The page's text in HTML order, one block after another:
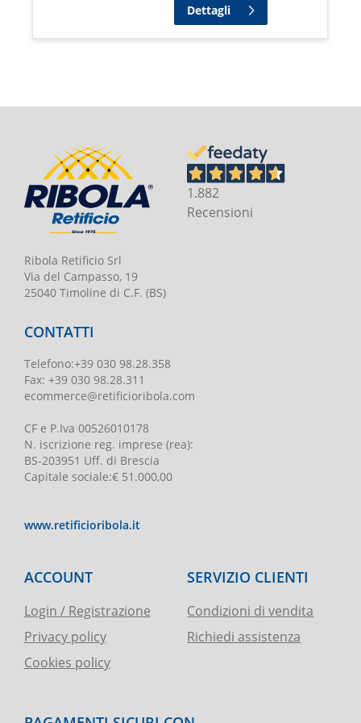
Dettagli
Ribola Retificio Srl
Via del Campasso, 19
25040 Timoline di C.F. (BS)
1.882
Recensioni
CONTATTI
Telefono:+39 030 98.28.358
Fax: +39 030 98.28.311
ecommerce@retificioribola.com
CF e P.Iva 00526010178
N. iscrizione reg. imprese (rea):
BS-203951 Uff. di Brescia
Capitale sociale:€ 51.000,00
www.retificioribola.it
ACCOUNT
Login / Registrazione
Privacy policy
Cookies policy
SERVIZIO CLIENTI
Condizioni di vendita
Richiedi assistenza